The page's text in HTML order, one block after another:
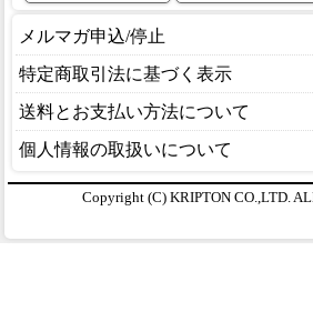
メルマガ申込/停止
特定商取引法に基づく表示
送料とお支払い方法について
個人情報の取扱いについて
Copyright (C) KRIPTON CO.,LTD.